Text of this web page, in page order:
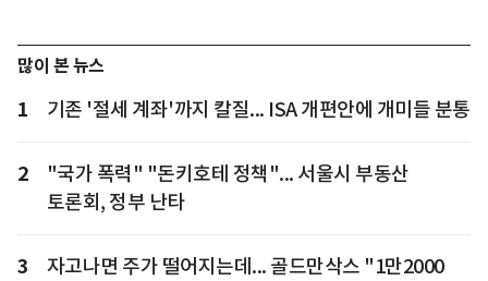
많이 본 뉴스
1 기존 '절세 계좌'까지 칼질... ISA 개편안에 개미들 분통
2
"국가 폭력" "돈키호테 정책"... 서울시 부동산
토론회, 정부 난타
3
자고나면 주가 떨어지는데... 골드만삭스 "1만2000